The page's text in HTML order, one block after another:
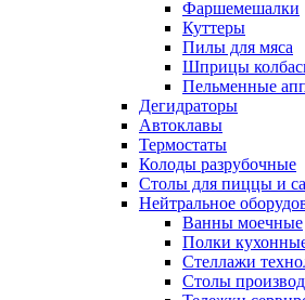
Фаршемешалки
Куттеры
Пилы для мяса
Шприцы
Пельменные
Дегидраторы
Автоклавы
Термостаты
Колоды разрубочные
Столы для пиццы и
Нейтральное
Ванны моечные
Полки
Стеллажи
Столы